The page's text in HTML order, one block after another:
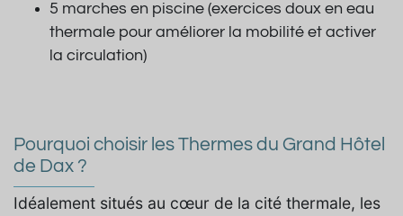
5 marches en piscine (exercices doux en eau
thermale pour améliorer la mobilité et activer
la circulation)
Pourquoi choisir les Thermes du Grand Hôtel
de Dax ?
Idéalement situés au cœur de la cité thermale, les